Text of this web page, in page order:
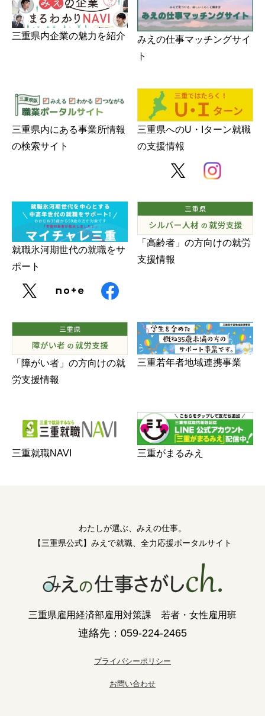
三重県内企業の魅力を紹介
みえの仕事マッチングサイ
ト
三重県内にある事業所情報
の検索サイト
三重県へのU・Iターン就職
の支援情報
就職氷河期世代の就職をサ
ポート
「高齢者」の方向けの就労
支援情報
「障がい者」の方向けの就
労支援情報
三重若年者地域連携事業
三重就職NAVI 三重がまるみえ
わたしが選ぶ、みえの仕事。
【三重県公式】みえで就職、全力応援ポータルサイト
三重県雇用経済部雇用対策課 若者・女性雇用班
連絡先：059-224-2465
プライバシーポリシー
お問い合わせ